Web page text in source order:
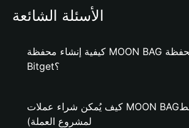
الأسئلة الشائعة
كيفية إنشاء محفظة MOON BAG على محفظة
Bitget؟
كيف يُمكن شراء عملات MOON BAG؟ (فقط
لمشروع العملة)